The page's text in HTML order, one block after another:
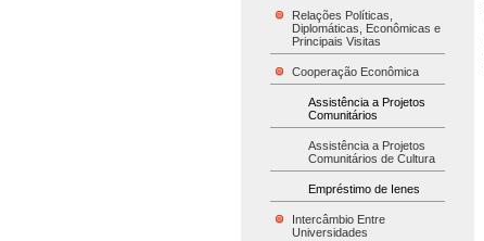
Relações Políticas,
Diplomáticas, Econômicas e
Principais Visitas
Cooperação Econômica
Assistência a Projetos
Comunitários
Assistência a Projetos
Comunitários de Cultura
Empréstimo de Ienes
Intercâmbio Entre
Universidades